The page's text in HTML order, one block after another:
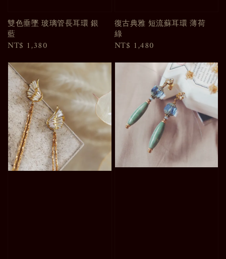
雙色垂墜 玻璃管長耳環 銀
藍
Regular
NT$ 1,380
復古典雅 短流蘇耳環 薄荷
綠
Regular
NT$ 1,480